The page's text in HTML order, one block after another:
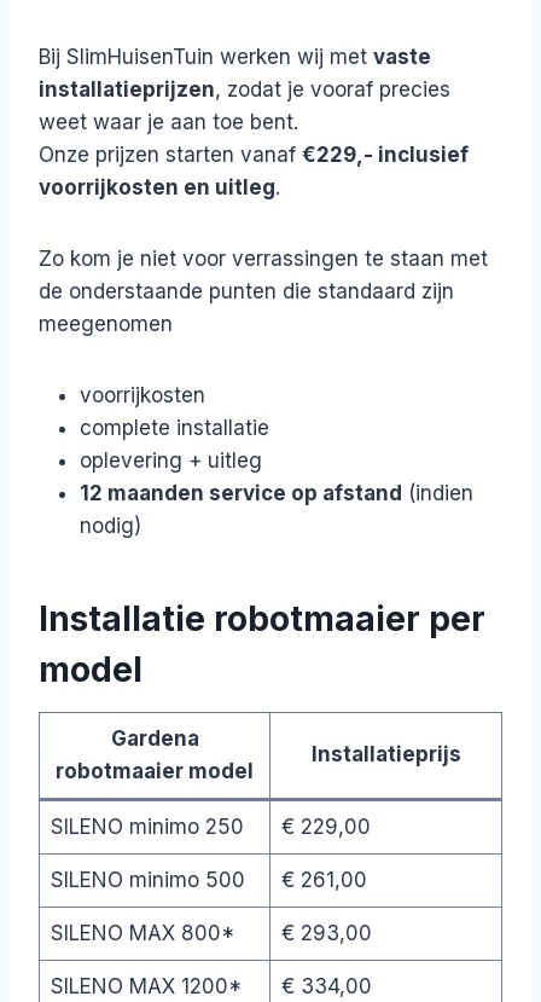
Bij SlimHuisenTuin werken wij met vaste
installatieprijzen, zodat je vooraf precies
weet waar je aan toe bent.
Onze prijzen starten vanaf €229,- inclusief
voorrijkosten en uitleg.
Zo kom je niet voor verrassingen te staan met
de onderstaande punten die standaard zijn
meegenomen
voorrijkosten
complete installatie
oplevering + uitleg
12 maanden service op afstand (indien
nodig)
Installatie robotmaaier per
model
Gardena
robotmaaier model
Installatieprijs
SILENO minimo 250 € 229,00
SILENO minimo 500 € 261,00
SILENO MAX 800* € 293,00
SILENO MAX 1200* € 334,00